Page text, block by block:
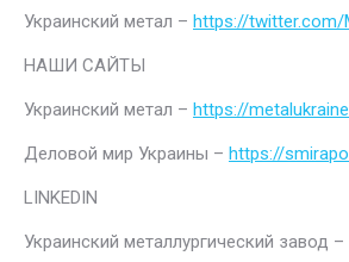
Украинский метал – https://twitter.com/
НАШИ САЙТЫ
Украинский метал – https://
Деловой мир Украины – https://
LINKEDIN
Украинский металлургический завод –